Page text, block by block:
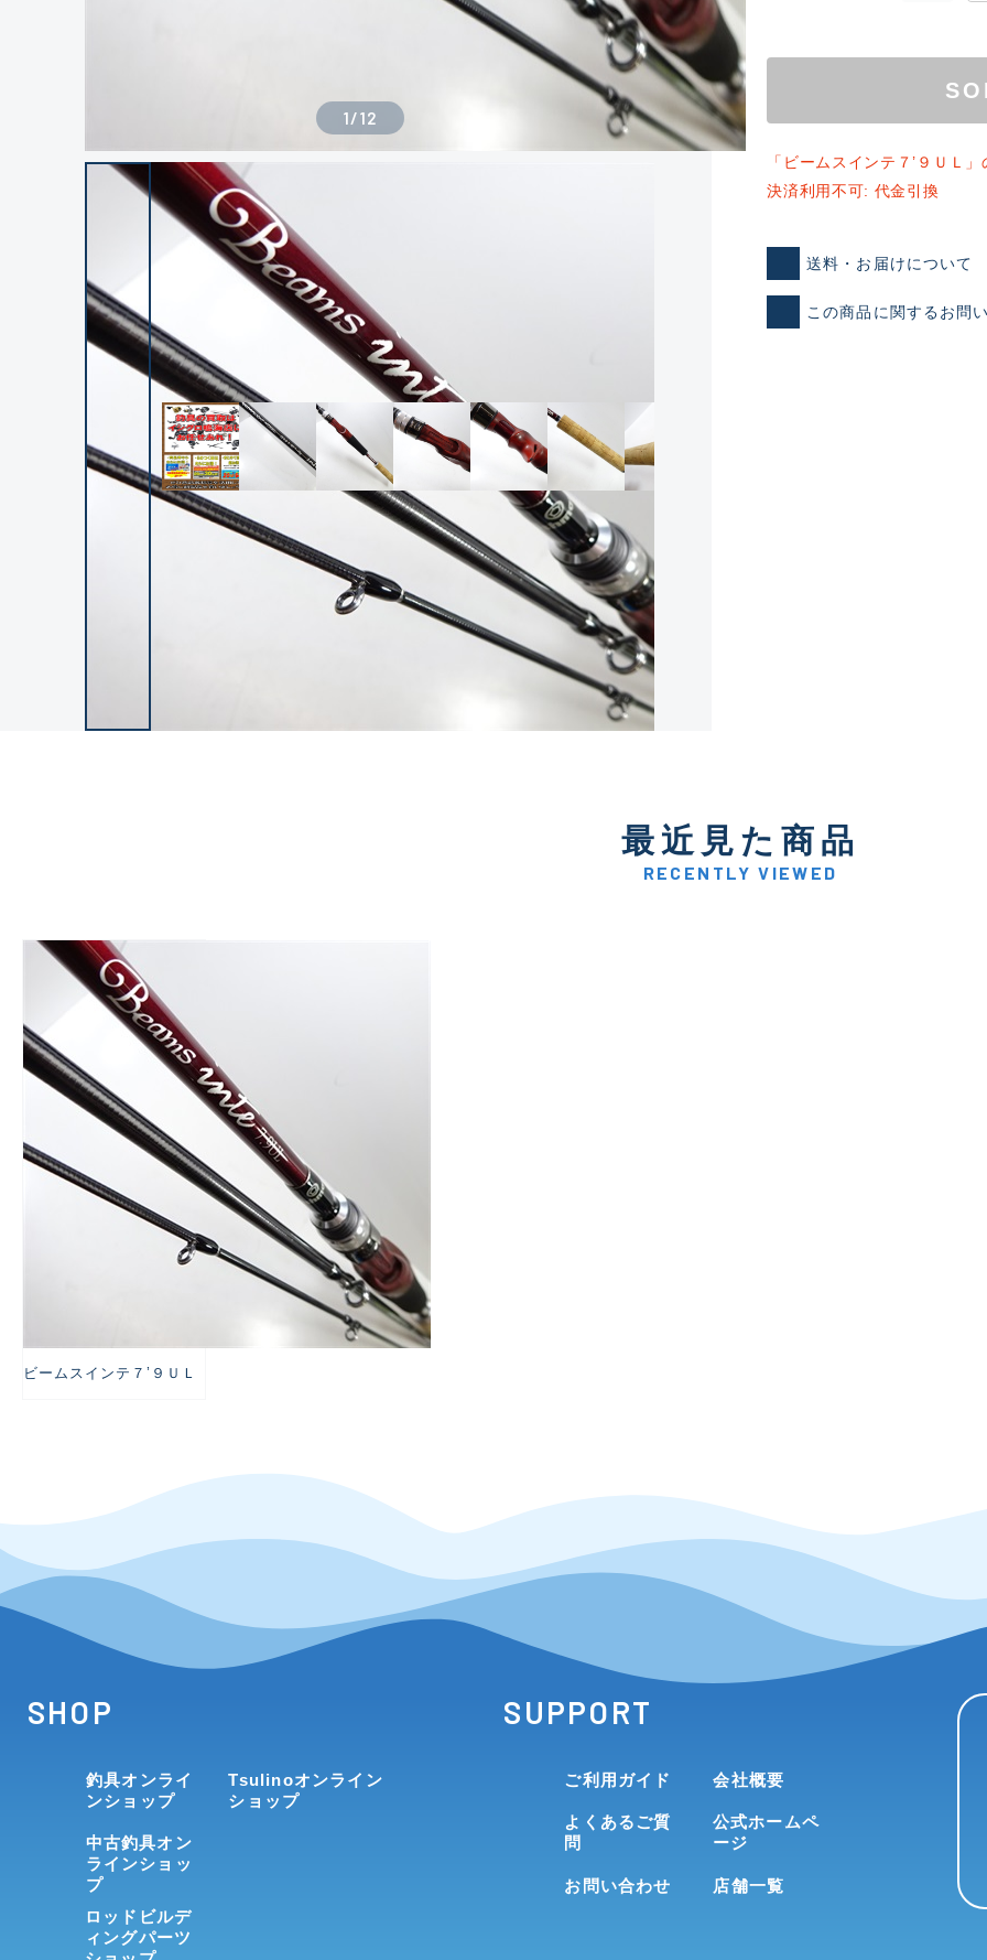
良
新古品（メーカー問屋から
C-
い品
1/12
「ビームスインテ７’９ＵＬ
決済利用不可: 代金引換
送料・お届けについて
この商品に関するお問
最近見た商品
RECENTLY VIEWED
ビームスインテ７’９ＵＬ
SHOP
釣具オンライ
ンショップ
中古釣具オン
ラインショッ
プ
ロッドビルデ
ィングパーツ
Tsulinoオンライン
ショップ
SUPPORT
ご利用ガイド
よくあるご質
問
お問い合わせ
会社概要
公式ホームペ
ージ
店舗一覧